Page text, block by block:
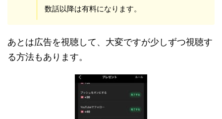
数話以降は有料になります。
あとは広告を視聴して、大変ですが少しずつ視聴す
る方法もあります。